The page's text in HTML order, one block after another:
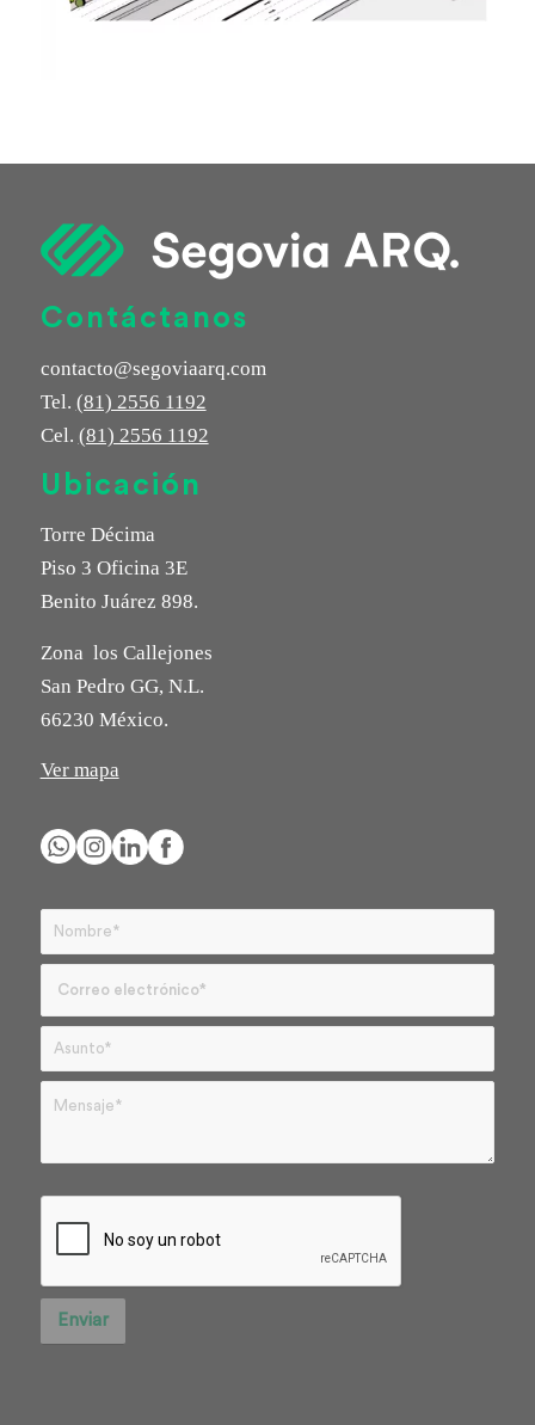
Contáctanos
contacto@segoviaarq.com
Tel. (81) 2556 1192
Cel. (81) 2556 1192
Ubicación
Torre Décima
Piso 3 Oficina 3E
Benito Juárez 898.
Zona los Callejones
San Pedro GG, N.L.
66230 México.
Ver mapa